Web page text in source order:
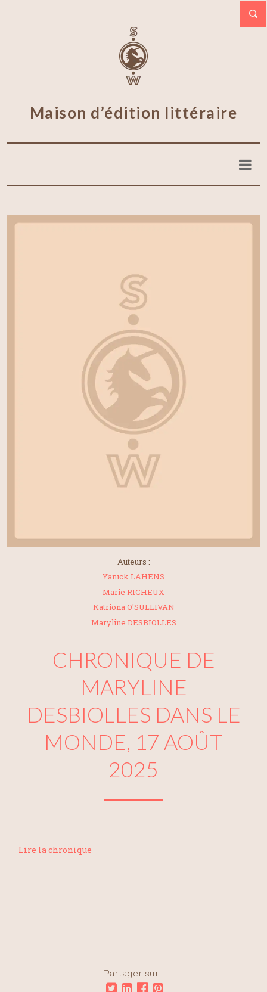
Maison d’édition littéraire
Auteurs :
Yanick LAHENS
Marie RICHEUX
Katriona O'SULLIVAN
Maryline DESBIOLLES
CHRONIQUE DE
MARYLINE
DESBIOLLES DANS LE
MONDE, 17 AOÛT
2025
Lire la chronique
Partager sur :